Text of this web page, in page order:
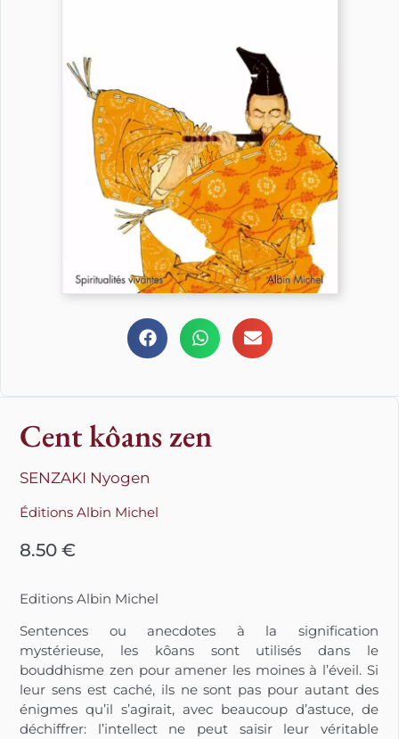
Cent kôans zen
SENZAKI Nyogen
Éditions Albin Michel
8.50€
Editions Albin Michel
Sentences ou anecdotes à la signification
mystérieuse, les kôans sont utilisés dans le
bouddhisme zen pour amener les moines à l’éveil. Si
leur sens est caché, ils ne sont pas pour autant des
énigmes qu’il s’agirait, avec beaucoup d’astuce, de
déchiffrer: l’intellect ne peut saisir leur véritable